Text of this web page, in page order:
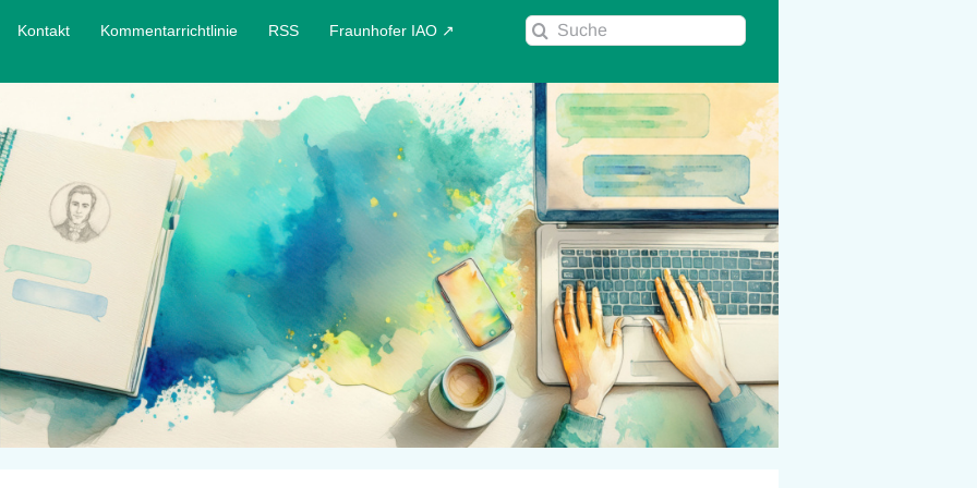
Kontakt Kommentarrichtlinie RSS Fraunhofer IAO ↗
Suche